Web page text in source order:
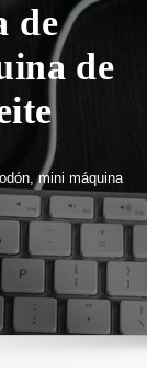
de
de
mini máquina